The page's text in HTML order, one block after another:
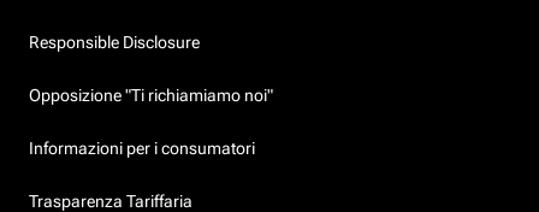
Responsible Disclosure
Opposizione "Ti richiamiamo noi"
Informazioni per i consumatori
Trasparenza Tariffaria